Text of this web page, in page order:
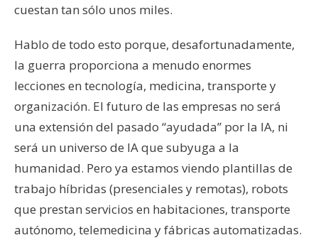
cuestan tan sólo unos miles.
Hablo de todo esto porque, desafortunadamente,
la guerra proporciona a menudo enormes
lecciones en tecnología, medicina, transporte y
organización. El futuro de las empresas no será
una extensión del pasado “ayudada” por la IA, ni
será un universo de IA que subyuga a la
humanidad. Pero ya estamos viendo plantillas de
trabajo híbridas (presenciales y remotas), robots
que prestan servicios en habitaciones, transporte
autónomo, telemedicina y fábricas automatizadas.